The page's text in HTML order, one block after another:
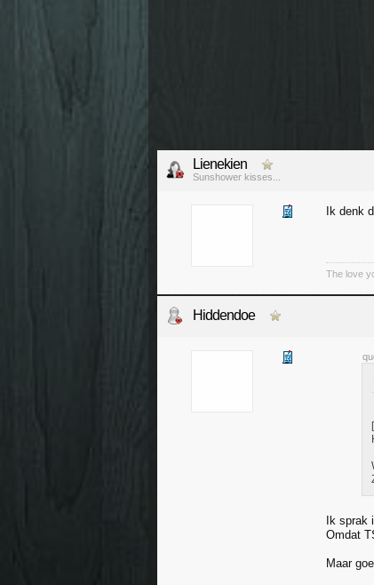
Lienekien
Sunshower kisses...
Ik denk
The love
Hiddendoe
Ik sprak
Omdat
Maar